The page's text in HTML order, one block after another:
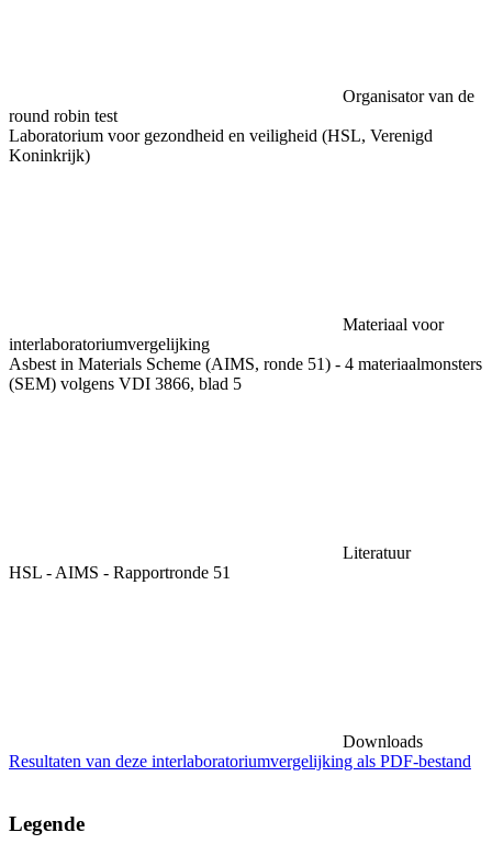
Organisator van de
round robin test
Laboratorium voor gezondheid en veiligheid (HSL, Verenigd
Koninkrijk)
Materiaal voor
interlaboratoriumvergelijking
Asbest in Materials Scheme (AIMS, ronde 51) - 4 materiaalmonsters
(SEM) volgens VDI 3866, blad 5
Literatuur
HSL - AIMS - Rapportronde 51
Downloads
Resultaten van deze interlaboratoriumvergelijking als PDF-bestand
Legende